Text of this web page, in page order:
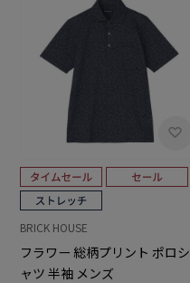
BRICK HOUSE
フラワー 総柄プリント ポロシ
ャツ 半袖 メンズ